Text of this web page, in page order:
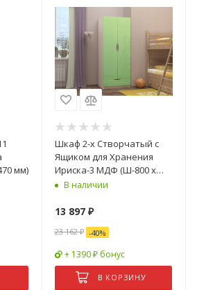
мм)
Шкаф 2-х Створчатый с
Ящиком для Хранения
Ириска-3 МДФ (Ш-800 х
В-2000 х Г-496 мм)/Разные
В наличии
13 897₽
23 162₽ -40%
+ 1390 ₽ бонус
В КОРЗИНУ